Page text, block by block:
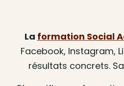
La formation Social
Facebook, Instagram,
résultats concrets.